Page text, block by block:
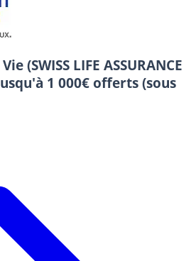
(SWISS LIFE ASSURANCE
1 000€ offerts (sous